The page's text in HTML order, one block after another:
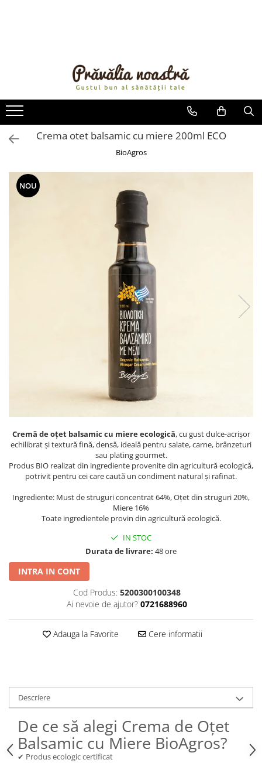
ULEIURI ȘI UNTURI
MĂSLINE
NUCI ȘI SEMINȚE
FRUCTE DESHIDRATATE
ÎNDULCITORI NATURALI / MIERE
FRUCTE LA CONSERVĂ
OȚETURI ȘI SOSURI
CREME ȘI PASTE TARTINABILE
COSMETICE
REMEDII NATURISTE
TOATE PRODUSELE
Crema otet balsamic cu miere 200ml ECO
BioAgros
NOU
Cremă de oțet balsamic cu miere ecologică, cu gust dulce-acrișor
echilibrat și textură fină, densă, ideală pentru salate, carne, brânzeturi
sau plating gourmet.
Produs BIO realizat din ingrediente provenite din agricultură ecologică,
potrivit pentru cei care caută un condiment natural și rafinat.
Ingrediente: Must de struguri concentrat 64%, Oțet din struguri 20%,
Miere 16%
Toate ingredientele provin din agricultură ecologică.
IN STOC
Durata de livrare: 48 ore
INTRA IN CONT
Cod Produs: 5200300100348
Ai nevoie de ajutor? 0721688960
Adauga la Favorite Cere informatii
Descriere
De ce să alegi Crema de Oțet
Balsamic cu Miere BioAgros?
✔ Produs ecologic certificat